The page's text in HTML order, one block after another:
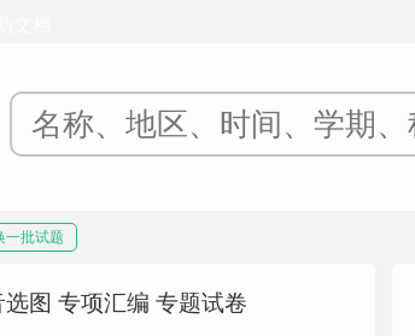
一批试题
选图 专项汇编 专题试卷